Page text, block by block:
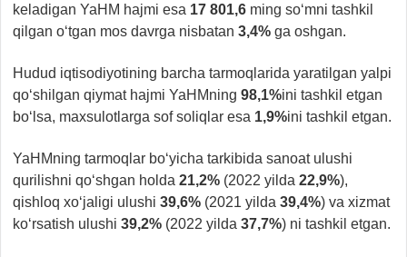
keladigan YaHM hajmi esa 17 801,6 ming so‘mni tashkil
qilgan o‘tgan mos davrga nisbatan 3,4% ga oshgan.
Hudud iqtisodiyotining barcha tarmoqlarida yaratilgan yalpi
qo‘shilgan qiymat hajmi YaHMning 98,1%ini tashkil etgan
bo‘lsa, maxsulotlarga sof soliqlar esa 1,9%ini tashkil etgan.
YaHMning tarmoqlar bo‘yicha tarkibida sanoat ulushi
qurilishni qo‘shgan holda 21,2% (2022 yilda 22,9%),
qishloq xo‘jaligi ulushi 39,6% (2021 yilda 39,4%) va xizmat
ko‘rsatish ulushi 39,2% (2022 yilda 37,7%) ni tashkil etgan.